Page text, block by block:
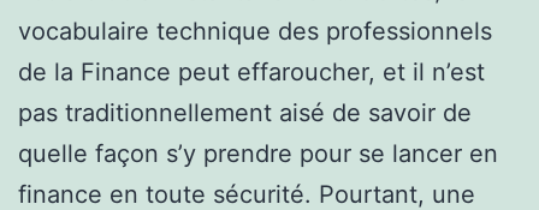
vocabulaire technique des professionnels
de la Finance peut effaroucher, et il n’est
pas traditionnellement aisé de savoir de
quelle façon s’y prendre pour se lancer en
finance en toute sécurité. Pourtant, une